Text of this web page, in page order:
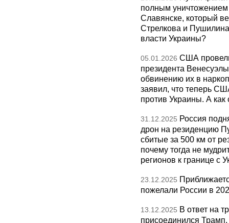
полным уничтожением
Славянске, который
Стрелкова и Пушилина
власти Украины?
05.01.2026 США
президента
обвинению их в
заявил, что теперь
против Украины. А как
31.12.2025 Россия
дрон на резиденцию
сбитые за 500 км от
почему тогда не
регионов к границе с
23.12.2025
пожелали России в
13.12.2025 В ответ на
присоединился